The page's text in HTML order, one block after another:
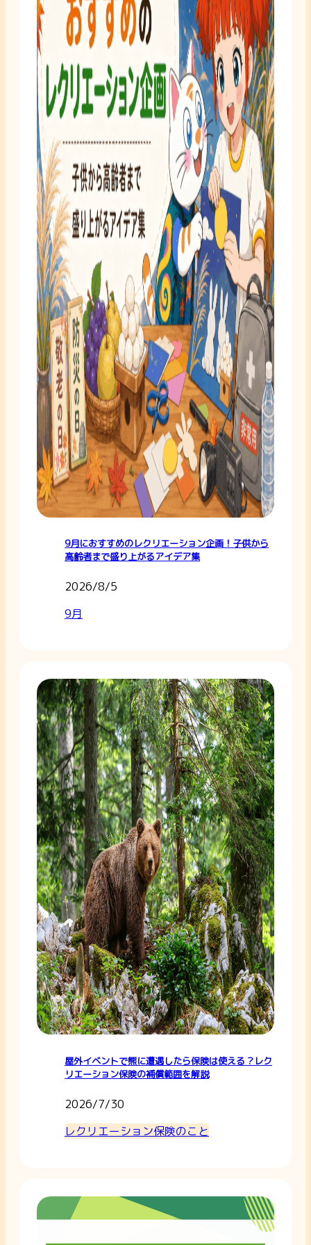
9月におすすめのレクリエーション企画！子供から
高齢者まで盛り上がるアイデア集
2026/8/5
9月
屋外イベントで熊に遭遇したら保険は使える？レク
リエーション保険の補償範囲を解説
2026/7/30
レクリエーション保険のこと